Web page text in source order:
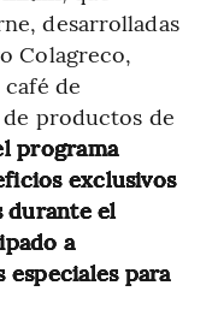
desarrolladas
Colagreco,
de
productos de
programa
exclusivos
durante el
a
para